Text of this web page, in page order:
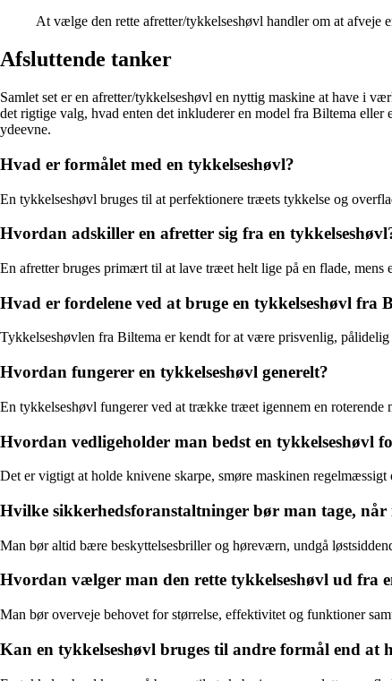
At vælge den rette afretter/tykkelseshøvl handler om at afveje
Afsluttende tanker
Samlet set er en afretter/tykkelseshøvl en nyttig maskine at have i
det rigtige valg, hvad enten det inkluderer en model fra Biltema
ydeevne.
Hvad er formålet med en tykkelseshøvl?
En tykkelseshøvl bruges til at perfektionere træets tykkelse og
Hvordan adskiller en afretter sig fra en
En afretter bruges primært til at lave træet helt lige på en flade,
Hvad er fordelene ved at bruge en tykkelseshøvl fra
Tykkelseshøvlen fra Biltema er kendt for at være prisvenlig,
Hvordan fungerer en tykkelseshøvl generelt?
En tykkelseshøvl fungerer ved at trække træet igennem en
Hvordan vedligeholder man bedst en tykkelseshøvl
Det er vigtigt at holde knivene skarpe, smøre maskinen
Hvilke sikkerhedsforanstaltninger bør man tage, når
Man bør altid bære beskyttelsesbriller og høreværn, undgå
Hvordan vælger man den rette tykkelseshøvl ud fra
Man bør overveje behovet for størrelse, effektivitet og funktioner
Kan en tykkelseshøvl bruges til andre formål end at